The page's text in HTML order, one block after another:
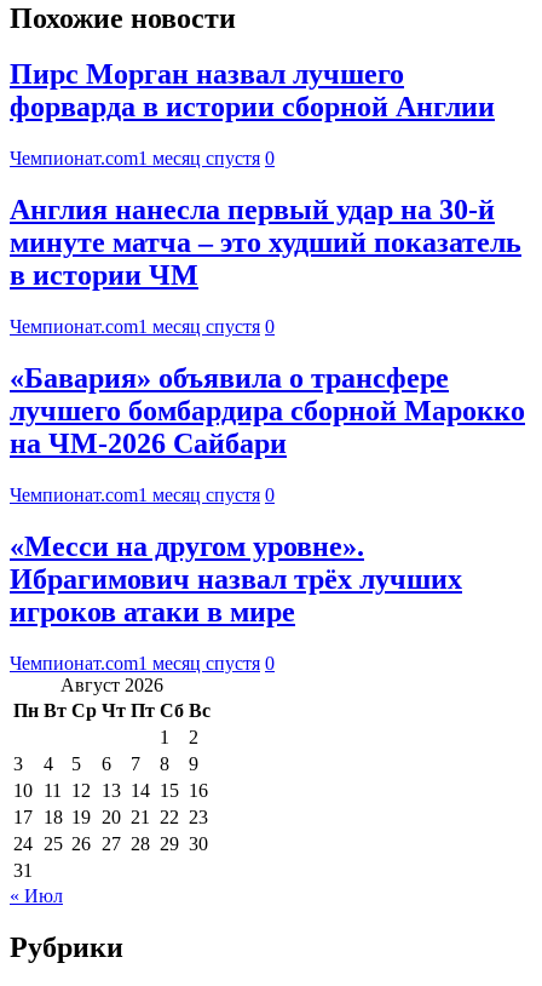
Похожие новости
Пирс Морган назвал лучшего
форварда в истории сборной Англии
Чемпионат.com1 месяц спустя 0
Англия нанесла первый удар на 30-й
минуте матча – это худший показатель
в истории ЧМ
Чемпионат.com1 месяц спустя 0
«Бавария» объявила о трансфере
лучшего бомбардира сборной Марокко
на ЧМ-2026 Сайбари
Чемпионат.com1 месяц спустя 0
«Месси на другом уровне».
Ибрагимович назвал трёх лучших
игроков атаки в мире
Чемпионат.com1 месяц спустя 0
Август 2026
Пн Вт Ср Чт Пт Сб Вс
1
2
3
4 5 6 7 8
9
10 11 12 13 14 15 16
17 18 19 20 21 22 23
24 25 26 27 28 29 30
31
« Июл
Рубрики